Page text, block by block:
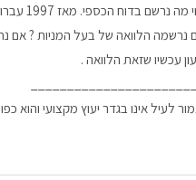
בדוח הכספי. מאז 1997 עברו 25 שנים – כלומר 25 דוחות מבוקרים על ידי רואה חשבון.
עכשיו שזאת הלוואה .
לעיל אינו בגדר יעוץ מקצועי והוא